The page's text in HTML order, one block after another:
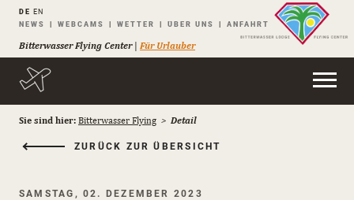
Bitterwasser Flying Center| Für Urlauber
Navigation
NEWS WEBCAMS WETTER ÜBER UNS ANFAHRT
DE EN
Sie sind hier: Bitterwasser Flying Detail
ZURÜCK ZUR ÜBERSICHT
SAMSTAG, 02. DEZEMBER 2023